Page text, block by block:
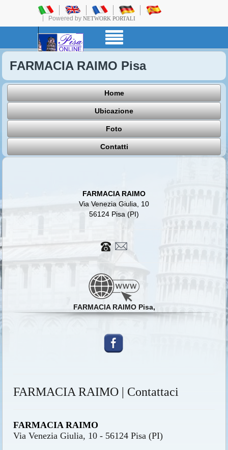
Powered by NETWORK PORTALI
FARMACIA RAIMO Pisa
Home
Ubicazione
Foto
Contatti
FARMACIA RAIMO
Via Venezia Giulia, 10
56124 Pisa (PI)
FARMACIA RAIMO Pisa,
FARMACIA RAIMO | Contattaci
FARMACIA RAIMO
Via Venezia Giulia, 10 - 56124 Pisa (PI)